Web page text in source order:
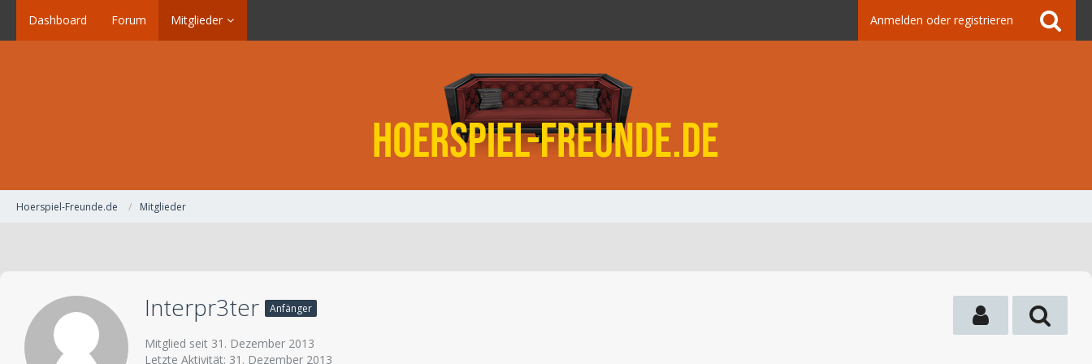
Dashboard Forum Mitglieder Anmelden oder registrieren
Hoerspiel-Freunde.de Mitglieder
Interpr3ter Anfänger
Mitglied seit 31. Dezember 2013
Letzte Aktivität: 31. Dezember 2013